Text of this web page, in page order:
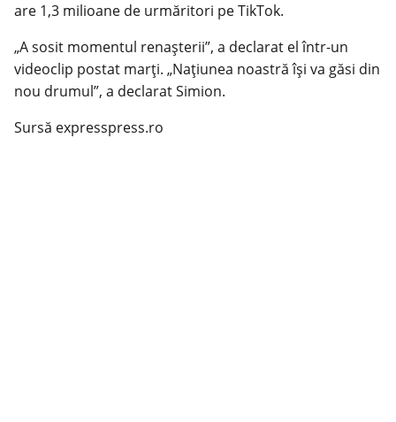
are 1,3 milioane de urmăritori pe TikTok.
„A sosit momentul renașterii”, a declarat el într-un
videoclip postat marți. „Națiunea noastră își va găsi din
nou drumul”, a declarat Simion.
Sursă expresspress.ro